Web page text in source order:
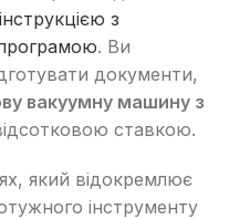
інструкцією з
. Ви
документи,
вакуумну машину з
ставкою.
який відокремлює
інструменту